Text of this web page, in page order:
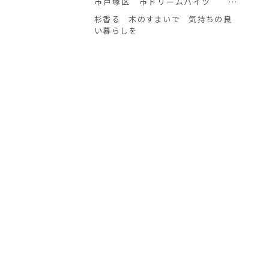
杉香る 木のすまいで 気持ちの良
い暮らしを